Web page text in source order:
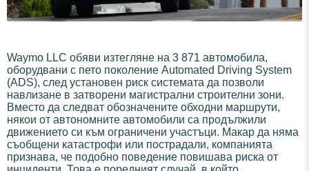
Waymo LLC обяви изтегляне на 3 871 автомобила,
оборудвани с пето поколение Automated Driving System
(ADS), след установен риск системата да позволи
навлизане в затворени магистрални строителни зони.
Вместо да следват обозначените обходни маршрути,
някои от автономните автомобили са продължили
движението си към ограничени участъци. Макар да няма
съобщени катастрофи или пострадали, компанията
признава, че подобно поведение повишава риска от